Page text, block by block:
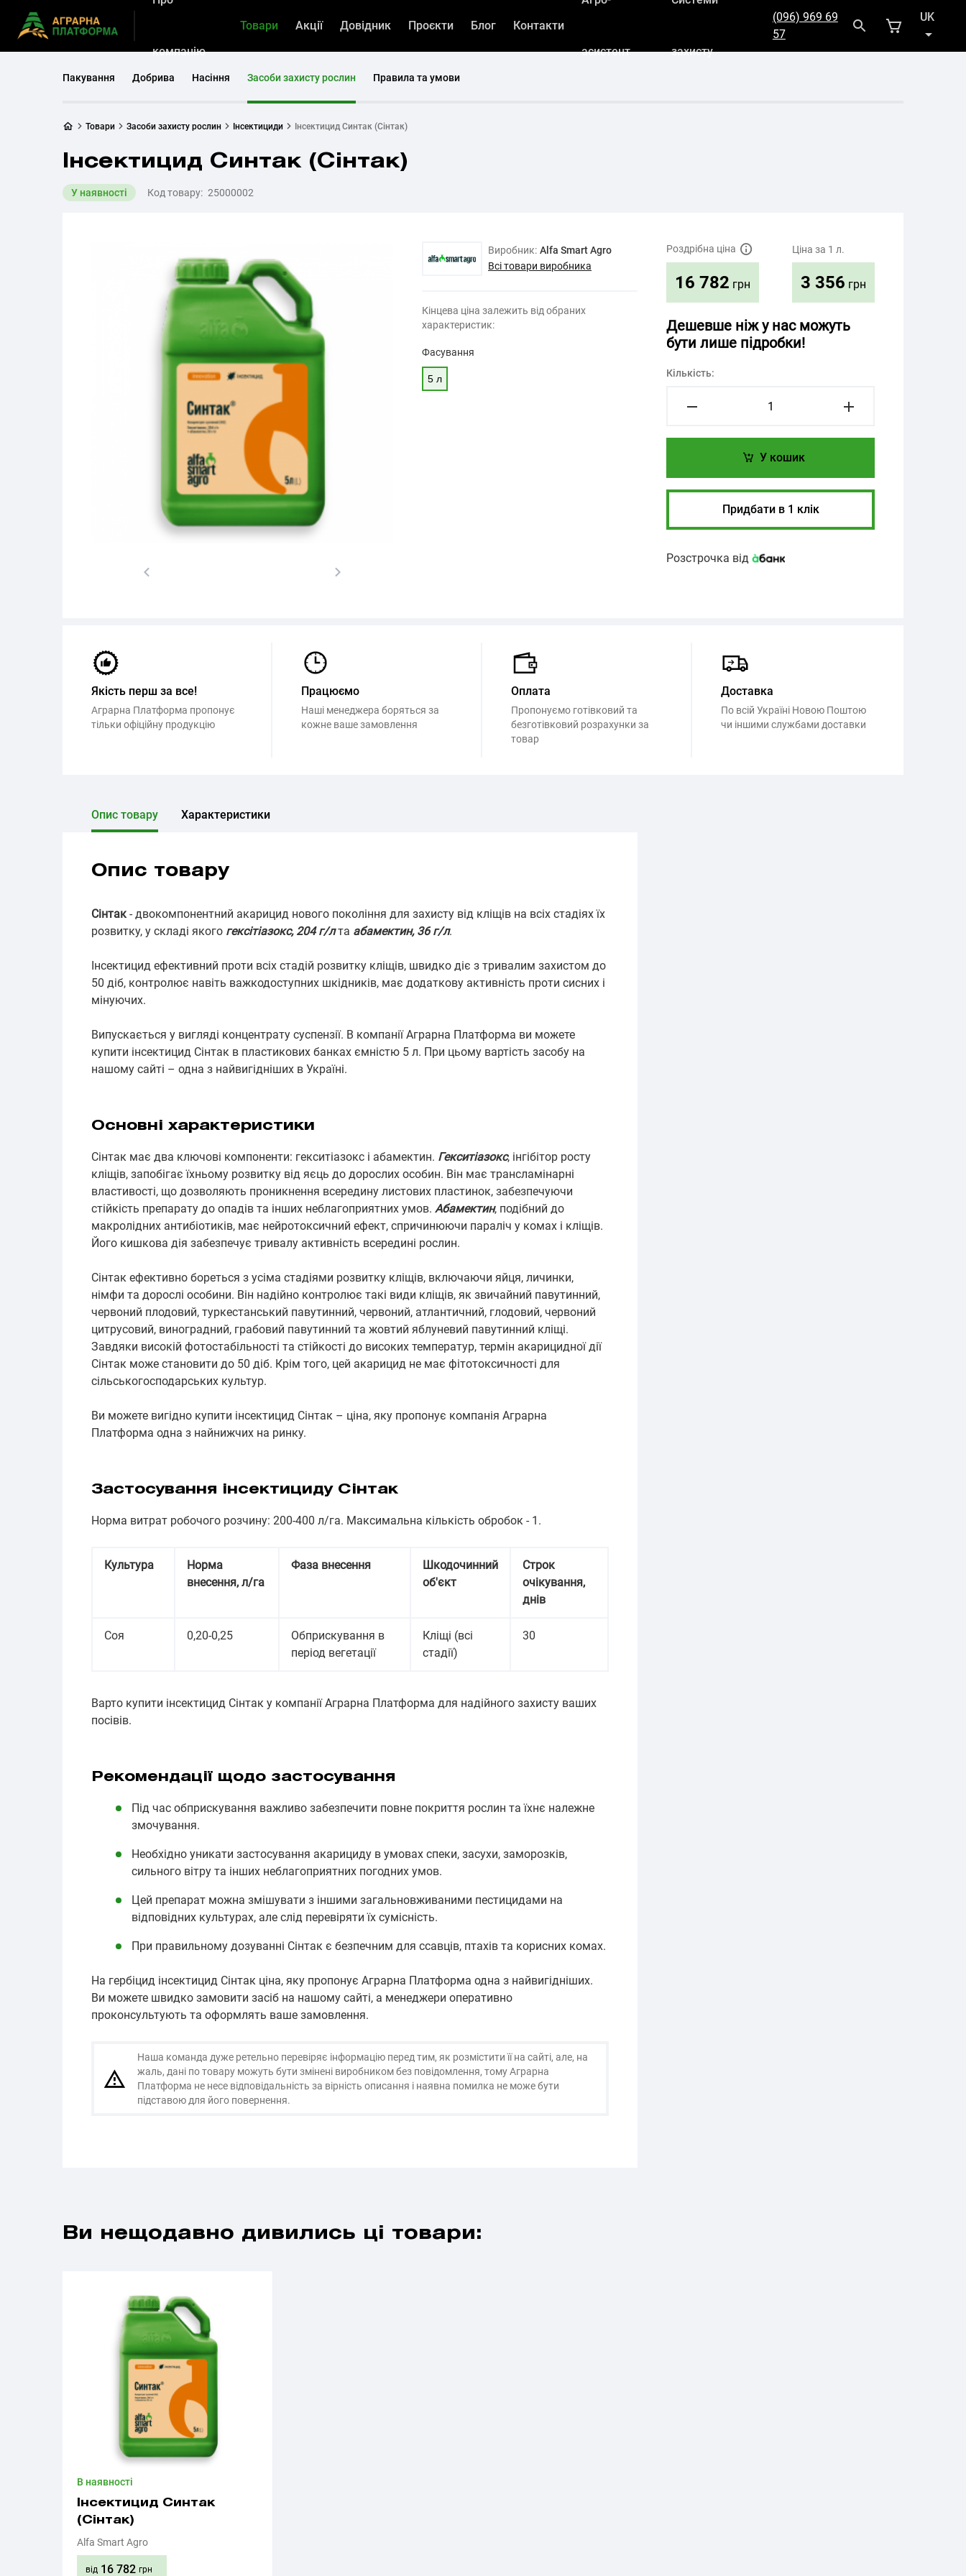
компанію
Товари Акції Довідник Проєкти Блог Контакти
асистент захисту
(096) 969 69
57
UK
RU
Пакування Добрива Насіння Засоби захисту рослин Правила та умови
Товари Засоби захисту рослин Інсектициди Інсектицид Синтак (Сінтак)
Інсектицид Синтак (Сінтак)
У наявності Код товару: 25000002
Виробник: Alfa Smart Agro
Всі товари виробника
Кінцева ціна залежить від обраних
характеристик:
Фасування
5 л
Роздрібна ціна
16 782 грн
Ціна за 1 л.
3 356 грн
Дешевше ніж у нас можуть
бути лише підробки!
Кількість:
У кошик
Придбати в 1 клік
Розстрочка від
Якість перш за все!
Аграрна Платформа пропонує
тільки офіційну продукцію
Працюємо
Наші менеджера боряться за
кожне ваше замовлення
Оплата
Пропонуємо готівковий та
безготівковий розрахунки за
товар
Доставка
По всій Україні Новою Поштою
чи іншими службами доставки
Опис товару Характеристики
Опис товару
Сінтак- двокомпонентний акарицид нового покоління для захисту від кліщів на всіх стадіях їх
розвитку, у складі якого гексітіазокс, 204 г/лта абамектин, 36 г/л.
Інсектицид ефективний проти всіх стадій розвитку кліщів, швидко діє з тривалим захистом до
50 діб, контролює навіть важкодоступних шкідників, має додаткову активність проти сисних і
мінуючих.
Випускається у вигляді концентрату суспензії. В компанії Аграрна Платформа ви можете
купити інсектицид Сінтак в пластикових банках ємністю 5 л. При цьому вартість засобу на
нашому сайті – одна з найвигідніших в Україні.
Основні характеристики
Сінтак має два ключові компоненти: гекситіазокс і абамектин. Гекситіазокс, інгібітор росту
кліщів, запобігає їхньому розвитку від яєць до дорослих особин. Він має трансламінарні
властивості, що дозволяють проникнення всередину листових пластинок, забезпечуючи
стійкість препарату до опадів та інших неблагоприятних умов. Абамектин, подібний до
макролідних антибіотиків, має нейротоксичний ефект, спричинюючи параліч у комах і кліщів.
Його кишкова дія забезпечує тривалу активність всередині рослин.
Сінтак ефективно бореться з усіма стадіями розвитку кліщів, включаючи яйця, личинки,
німфи та дорослі особини. Він надійно контролює такі види кліщів, як звичайний павутинний,
червоний плодовий, туркестанський павутинний, червоний, атлантичний, глодовий, червоний
цитрусовий, виноградний, грабовий павутинний та жовтий яблуневий павутинний кліщі.
Завдяки високій фотостабільності та стійкості до високих температур, термін акарицидної дії
Сінтак може становити до 50 діб. Крім того, цей акарицид не має фітотоксичності для
сільськогосподарських культур.
Ви можете вигідно купити інсектицид Сінтак – ціна, яку пропонує компанія Аграрна
Платформа одна з найнижчих на ринку.
Застосування інсектициду Сінтак
Норма витрат робочого розчину: 200-400 л/га. Максимальна кількість обробок - 1.
Культура
Норма
внесення, л/га
Фаза внесення
Шкодочинний
об'єкт
Строк
очікування,
днів
Соя 0,20-0,25
Обприскування в
період вегетації
Кліщі (всі
стадії)
30
Варто купити інсектицид Сінтак у компанії Аграрна Платформа для надійного захисту ваших
посівів.
Рекомендації щодо застосування
Під час обприскування важливо забезпечити повне покриття рослин та їхнє належне
змочування.
Необхідно уникати застосування акарициду в умовах спеки, засухи, заморозків,
сильного вітру та інших неблагоприятних погодних умов.
Цей препарат можна змішувати з іншими загальновживаними пестицидами на
відповідних культурах, але слід перевіряти їх сумісність.
При правильному дозуванні Сінтак є безпечним для ссавців, птахів та корисних комах.
На гербіцид інсектицид Сінтак ціна, яку пропонує Аграрна Платформа одна з найвигідніших.
Ви можете швидко замовити засіб на нашому сайті, а менеджери оперативно
проконсультують та оформлять ваше замовлення.
Наша команда дуже ретельно перевіряє інформацію перед тим, як розмістити її на сайті, але, на
жаль, дані по товару можуть бути змінені виробником без повідомлення, тому Аграрна
Платформа не несе відповідальність за вірність описання і наявна помилка не може бути
підставою для його повернення.
Ви нещодавно дивились ці товари:
В наявності
Інсектицид Синтак
(Сінтак)
Alfa Smart Agro
від 16 782 грн